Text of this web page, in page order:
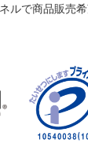
ルで商品販売